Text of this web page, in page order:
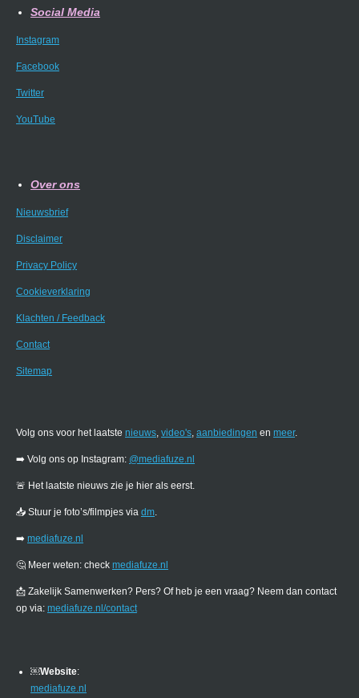
Social Media
Instagram
Facebook
Twitter
YouTube
Over ons
Nieuwsbrief
Disclaimer
Privacy Policy
Cookieverklaring
Klachten / Feedback
Contact
Sitemap
Volg ons voor het laatste nieuws video's aanbiedingen en meer.
➡️ Volg ons op Instagram: @mediafuze.nl
🚨 Het laatste nieuws zie je hier als eerst.
📥 Stuur je foto’s/filmpjes via dm
➡️ mediafuze.nl
🤔 Meer weten: check mediafuze.nl
📩 Zakelijk Samenwerken? Pers? Of heb je een vraag? Neem dan contact
op via: mediafuze.nl/contact
￼Website:
mediafuze.nl